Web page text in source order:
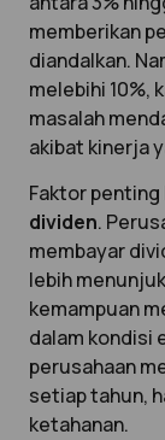
memberikan
diandalkan.
melebihi 10%,
masalah
akibat kinerja
Faktor penting
dividen.
membayar
lebih
kemampuan
dalam kondisi
perusahaan
setiap tahun,
ketahanan.